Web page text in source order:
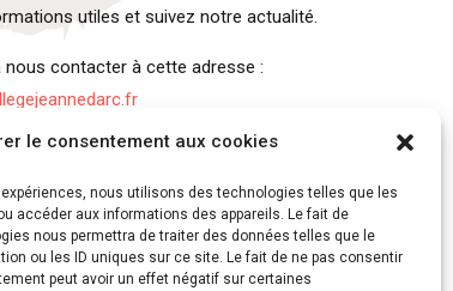
le consentement aux cookies
nous utilisons des technologies telles que les
accéder aux informations des appareils. Le fait de
nous permettra de traiter des données telles que le
ou les ID uniques sur ce site. Le fait de ne pas consentir
peut avoir un effet négatif sur certaines
utiles et suivez notre actualité.
nous contacter à cette adresse :
04 90 74 14 94